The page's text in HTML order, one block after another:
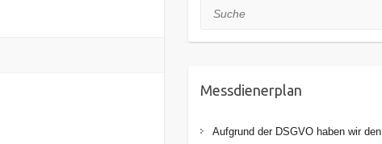
Suche
Messdienerplan
Aufgrund der DSGVO haben wir den